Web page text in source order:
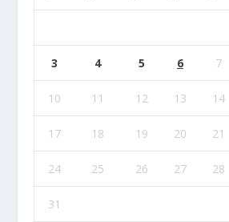
3 4 5 6 7
10 11 12 13 14
17 18 19 20 21
24 25 26 27 28
31